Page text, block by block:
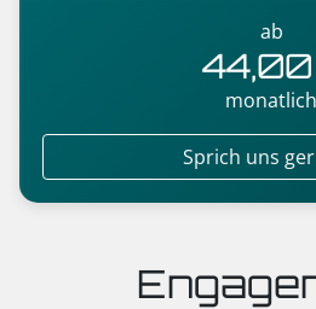
ab
44,00
monatlich
Sprich uns